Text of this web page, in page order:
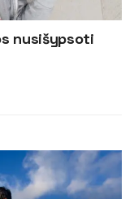
nusišypsoti